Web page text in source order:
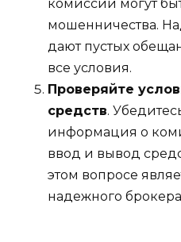
комиссии могут
мошенничества.
дают пустых
все условия.
Проверяйте
средств.
информация о
ввод и вывод
этом вопросе
надежного